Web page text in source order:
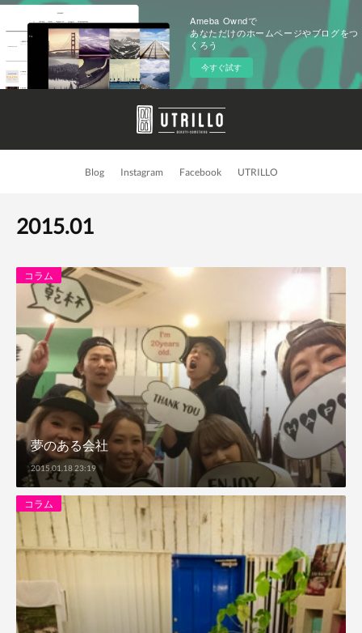
Ameba Owndで
あなただけのホームページやブログをつ
くろう
今すぐ試す
Blog Instagram Facebook UTRILLO
2015.01
コラム
夢のある会社
2015.01.18 23:19
コラム